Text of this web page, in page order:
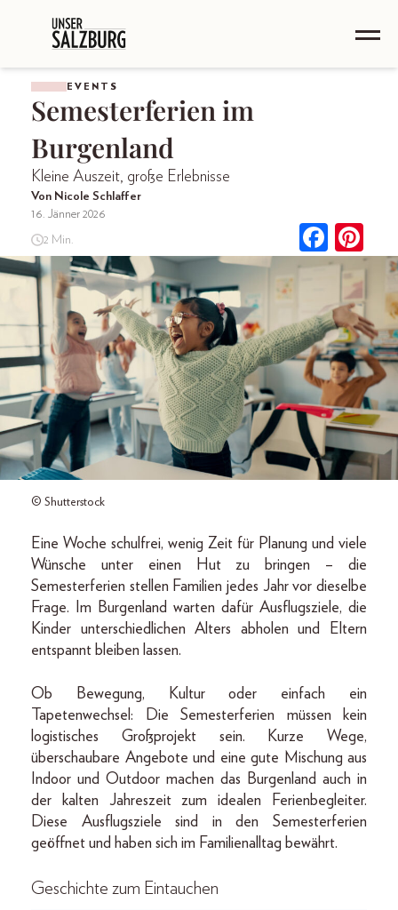
EVENTS
Semesterferien im
Burgenland
Kleine Auszeit, große Erlebnisse
Von Nicole Schlaffer
16. Jänner 2026
2 Min.
© Shutterstock
Eine Woche schulfrei, wenig Zeit für Planung und viele
Wünsche unter einen Hut zu bringen – die
Semesterferien stellen Familien jedes Jahr vor dieselbe
Frage. Im Burgenland warten dafür Ausflugsziele, die
Kinder unterschiedlichen Alters abholen und Eltern
entspannt bleiben lassen.
Ob Bewegung, Kultur oder einfach ein
Tapetenwechsel: Die Semesterferien müssen kein
logistisches Großprojekt sein. Kurze Wege,
überschaubare Angebote und eine gute Mischung aus
Indoor und Outdoor machen das Burgenland auch in
der kalten Jahreszeit zum idealen Ferienbegleiter.
Diese Ausflugsziele sind in den Semesterferien
geöffnet und haben sich im Familienalltag bewährt.
Geschichte zum Eintauchen